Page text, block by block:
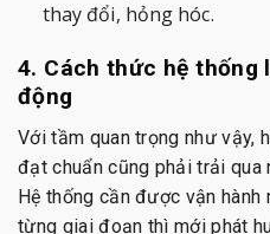
thay đổi, hỏng hóc.
4. Cách thức hệ thống
động
Với tầm quan trọng như vậy,
đạt chuẩn cũng phải trải qua
Hệ thống cần được vận hành
từng giai đoạn thì mới phát